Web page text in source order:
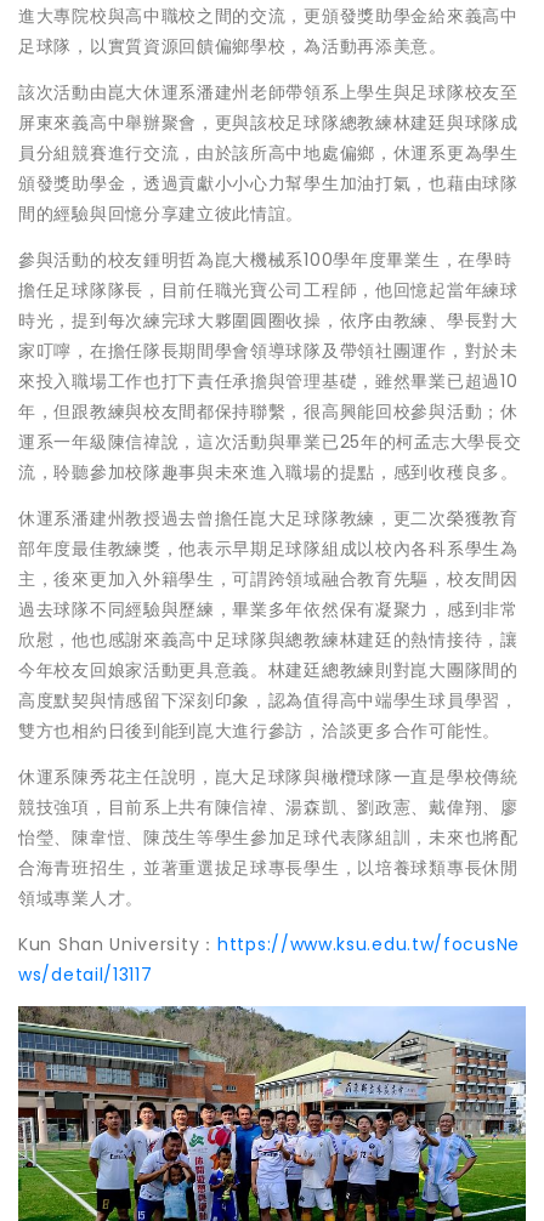
進大專院校與高中職校之間的交流，更頒發獎助學金給來義高中
足球隊，以實質資源回饋偏鄉學校，為活動再添美意。
該次活動由崑大休運系潘建州老師帶領系上學生與足球隊校友至
屏東來義高中舉辦聚會，更與該校足球隊總教練林建廷與球隊成
員分組競賽進行交流，由於該所高中地處偏鄉，休運系更為學生
頒發獎助學金，透過貢獻小小心力幫學生加油打氣，也藉由球隊
間的經驗與回憶分享建立彼此情誼。
參與活動的校友鍾明哲為崑大機械系100學年度畢業生，在學時
擔任足球隊隊長，目前任職光寶公司工程師，他回憶起當年練球
時光，提到每次練完球大夥圍圓圈收操，依序由教練、學長對大
家叮嚀，在擔任隊長期間學會領導球隊及帶領社團運作，對於未
來投入職場工作也打下責任承擔與管理基礎，雖然畢業已超過10
年，但跟教練與校友間都保持聯繫，很高興能回校參與活動；休
運系一年級陳信禕說，這次活動與畢業已25年的柯孟志大學長交
流，聆聽參加校隊趣事與未來進入職場的提點，感到收穫良多。
休運系潘建州教授過去曾擔任崑大足球隊教練，更二次榮獲教育
部年度最佳教練獎，他表示早期足球隊組成以校內各科系學生為
主，後來更加入外籍學生，可謂跨領域融合教育先驅，校友間因
過去球隊不同經驗與歷練，畢業多年依然保有凝聚力，感到非常
欣慰，他也感謝來義高中足球隊與總教練林建廷的熱情接待，讓
今年校友回娘家活動更具意義。林建廷總教練則對崑大團隊間的
高度默契與情感留下深刻印象，認為值得高中端學生球員學習，
雙方也相約日後到能到崑大進行參訪，洽談更多合作可能性。
休運系陳秀花主任說明，崑大足球隊與橄欖球隊一直是學校傳統
競技強項，目前系上共有陳信禕、湯森凱、劉政憲、戴偉翔、廖
怡瑩、陳韋愷、陳茂生等學生參加足球代表隊組訓，未來也將配
合海青班招生，並著重選拔足球專長學生，以培養球類專長休閒
領域專業人才。
Kun Shan University： https://www.ksu.edu.tw/focusNe
ws/detail/13117